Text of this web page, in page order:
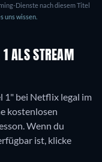
Dienste nach diesem Titel
uns wissen.
1 ALS STREAM
1" bei Netflix legal im
kostenlosen
Wenn du
ist, klicke